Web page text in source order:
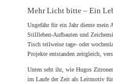
Mehr Licht bitte – Ein
Ungefähr für ein Jahr diente mein
Stillleben-Aufbauten und
Tisch teilweise tage- oder
Projekte entstanden zeitgleich,
Unten seht ihr, wie Hugos
im Laufe der Zeit als Leitmotiv